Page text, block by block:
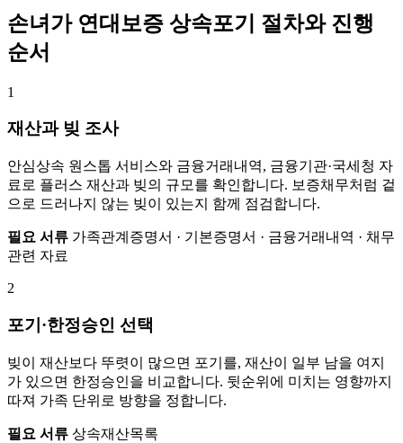
손녀가 연대보증 상속포기 절차와 진행
순서
1
재산과 빚 조사
안심상속 원스톱 서비스와 금융거래내역, 금융기관·국세청 자
료로 플러스 재산과 빚의 규모를 확인합니다. 보증채무처럼 겉
으로 드러나지 않는 빚이 있는지 함께 점검합니다.
필요 서류 가족관계증명서 · 기본증명서 · 금융거래내역 · 채무
관련 자료
2
포기·한정승인 선택
빚이 재산보다 뚜렷이 많으면 포기를, 재산이 일부 남을 여지
가 있으면 한정승인을 비교합니다. 뒷순위에 미치는 영향까지
따져 가족 단위로 방향을 정합니다.
필요 서류 상속재산목록